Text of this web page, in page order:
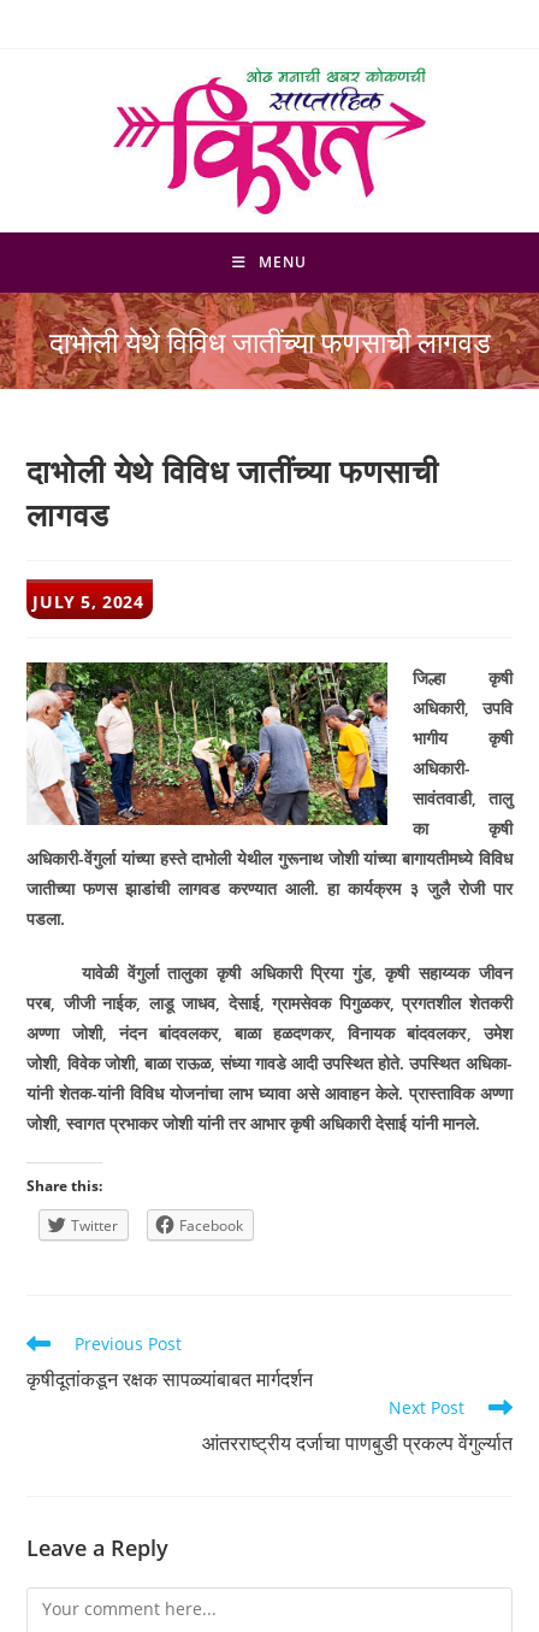
MENU
दाभोली येथे विविध जातींच्या फणसाची लागवड
दाभोली येथे विविध जातींच्या फणसाची
लागवड
POST
PUBLISHED:
JULY 5, 2024
जिल्हा कृषी
अधिकारी,उपवि
भागीय कृषी
अधिकारी-
सावंतवाडी,तालु
का कृषी
अधिकारी-वेंगुर्ला यांच्या हस्ते दाभोली येथील गुरूनाथ जोशी यांच्या बागायतीमध्ये विविध
जातीच्या फणस झाडांची लागवड करण्यात आली. हा कार्यक्रम ३ जुलै रोजी पार
पडला.
यावेळी वेंगुर्ला तालुका कृषी अधिकारी प्रिया गुंड,कृषी सहाय्यक जीवन
परब,जीजी नाईक,लाडू जाधव,देसाई,ग्रामसेवक पिगुळकर,प्रगतशील शेतकरी
अण्णा जोशी,नंदन बांदवलकर,बाळा हळदणकर,विनायक बांदवलकर,उमेश
जोशी,विवेक जोशी,बाळा राऊळ,संध्या गावडे आदी उपस्थित होते. उपस्थित अधिका-
यांनी शेतक-यांनी विविध योजनांचा लाभ घ्यावा असे आवाहन केले. प्रास्ताविक अण्णा
जोशी,स्वागत प्रभाकर जोशी यांनी तर आभार कृषी अधिकारी देसाई यांनी मानले.
Share this:
Twitter
Facebook
Read
more
articles
Previous Post
कृषीदूतांकडून रक्षक सापळ्यांबाबत मार्गदर्शन
Next Post
आंतरराष्ट्रीय दर्जाचा पाणबुडी प्रकल्प वेंगुर्ल्यात
Leave a Reply
Comment